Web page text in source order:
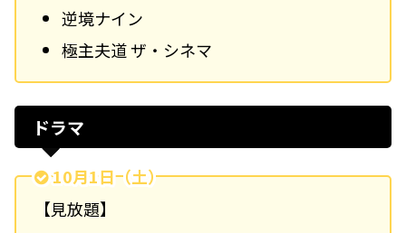
逆境ナイン
極主夫道 ザ・シネマ
ドラマ
10月1日（土）
【見放題】